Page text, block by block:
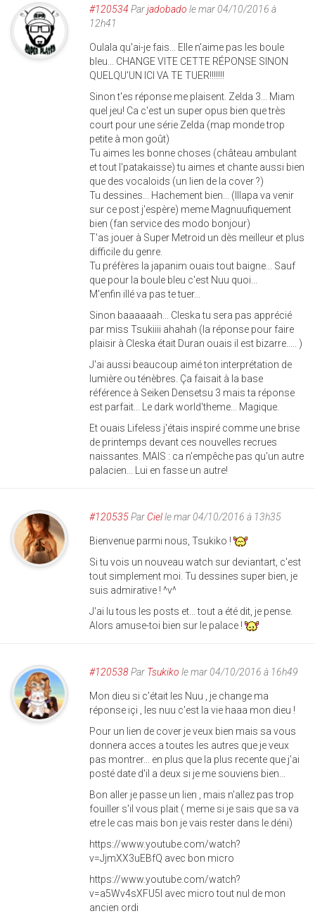
#120534 Parjadobado le mar 04/10/2016 à
12h41
Oulala qu'ai-je fais... Elle n'aime pas les boule
bleu... CHANGE VITE CETTE RÉPONSE SINON
QUELQU'UN ICI VA TE TUER!!!!!!!
Sinon t'es réponse me plaisent. Zelda 3... Miam
quel jeu! Ca c'est un super opus bien que très
court pour une série Zelda (map monde trop
petite à mon goût)
Tu aimes les bonne choses (château ambulant
et tout l'patakaisse) tu aimes et chante aussi bien
que des vocaloids (un lien de la cover ?)
Tu dessines... Hachement bien... (Illapa va venir
sur ce post j'espère) meme Magnuufiquement
bien (fan service des modo bonjour)
T'as jouer à Super Metroid un dès meilleur et plus
difficile du genre.
Tu préfères la japanim ouais tout baigne... Sauf
que pour la boule bleu c'est Nuu quoi...
M'enfin illé va pas te tuer...
Sinon baaaaaah... Cleska tu sera pas apprécié
par miss Tsukiiii ahahah (la réponse pour faire
plaisir à Cleska était Duran ouais il est bizarre..... )
J'ai aussi beaucoup aimé ton interprétation de
lumière ou ténèbres. Ça faisait à la base
référence à Seiken Densetsu 3 mais ta réponse
est parfait... Le dark world'theme... Magique.
Et ouais Lifeless j'étais inspiré comme une brise
de printemps devant ces nouvelles recrues
naissantes. MAIS : ca n'empêche pas qu'un autre
palacien... Lui en fasse un autre!
#120535Par Cielle mar 04/10/2016 à 13h35
Bienvenue parmi nous, Tsukiko !
Si tu vois un nouveau watch sur deviantart, c'est
tout simplement moi. Tu dessines super bien, je
suis admirative ! ^v^
J'ai lu tous les posts et... tout a été dit, je pense.
Alors amuse-toi bien sur le palace !
#120538Par Tsukiko le mar 04/10/2016 à 16h49
Mon dieu si c'était les Nuu , je change ma
réponse içi , les nuu c'est la vie haaa mon dieu !
Pour un lien de cover je veux bien mais sa vous
donnera acces a toutes les autres que je veux
pas montrer... en plus que la plus recente que j'ai
posté date d'il a deux si je me souviens bien...
Bon aller je passe un lien , mais n'allez pas trop
fouiller s'il vous plait ( meme si je sais que sa va
etre le cas mais bon je vais rester dans le déni)
https://www.youtube.com/watch?
v=JjmXX3uEBfQ avec bon micro
https://www.youtube.com/watch?
v=a5Wv4sXFU5I avec micro tout nul de mon
ancien ordi